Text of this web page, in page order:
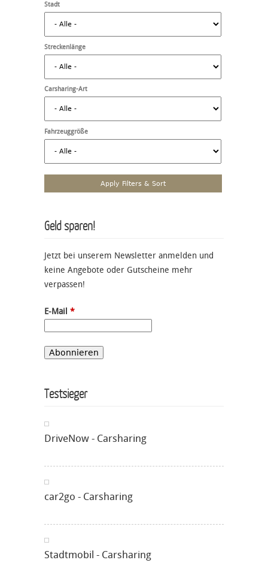
Stadt
Streckenlänge
Carsharing-Art
Fahrzeuggröße
Geld sparen!
Jetzt bei unserem Newsletter anmelden und
keine Angebote oder Gutscheine mehr
verpassen!
E-Mail *
Testsieger
DriveNow - Carsharing
car2go - Carsharing
Stadtmobil - Carsharing